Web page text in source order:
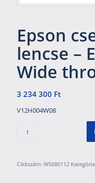
Epson
lencse –
Wide
3 234 300 Ft
V12H004W08
Cikkszám: WS680112